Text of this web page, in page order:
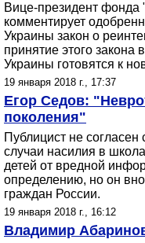
Вице-президент фонда
комментирует
Украины закон о
принятие этого закона
Украины готовятся к
19 января 2018 г., 17:37
Егор Седов:
поколения"
Публицист не согласен
случаи насилия в
детей от вредной
определению, но он
граждан России.
19 января 2018 г., 16:12
Владимир